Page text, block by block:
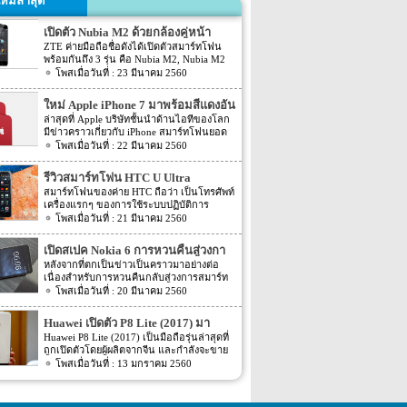
เปิดตัว Nubia M2 ด้วยกล้องคู่หน้า
ZTE ค่ายมือถือชื่อดังได้เปิดตัวสมาร์ทโฟน
พร้อมกันถึง 3 รุ่น คือ Nubia M2, Nubia M2
Lite และ Nubia N2 ซึ่งแต่ละรุ่นก็มีความน่า
นี้เราจะมารีวิวให้ท่านได้รู้จักกับ Nubia M2
ที่มีจุดขายตรงกล้องหน้าที่มาเป็นคู่ นอกจาก
กล้องหน้าที่มาเป็นคู่แล้วยังมีส่วนอื่นๆ ที่น่า
สนใจอีก Nubia M2 ใช้กล้องหน้าแบบคู่ที่มี
ความละเอียดสูงถึง 13MP มีรูรับแสง f 2.2
กล้องหน้าสำหรับการเซลฟี่มีความละเอียด
16MP พร้อมกับรูรับแสง f/2.0 กล้องหน้า
สามารถจับภาพได้กว้างถึง 80 องศา นั้นจะ
ทำให้การถ่ายรูปเซลฟี่ได้กว้างมากยิ่งขึ้น
หน้าจอเป็นแบบ AMOLED มีความละเอียดสูง
ถึง 1080p ขนาด 5.5 นิ้ว ระบบประมวลผล
การทำงานจะเป็นชิปเซ็ต Snapdragon 625
เป็นชิปประมวลผลของ Qualcomm ใช้ RAM
4GB หน่วยความจำมีให้เลือกอยู่ 2 ขนาด คือ
[…]
23 มีนาคม 2560
ใหม่ Apple iPhone 7 มาพร้อมสีแดงอัน
ร้อนแรง
ล่าสุดที่ Apple บริษัทชั้นนำด้านไอทีของโลก
มีข่าวคราวเกี่ยวกับ iPhone สมาร์ทโฟนยอด
ฮิตในประเทศไทยและทั่วโลก และในช่วงที่
อาจจะพลาดโอกาสได้สัมผัสเทคโนโลยีอัน
ทันสมัยในคราวนั้น แต่ก็ถือว่า เป็นความโชค
ดีที่คุณกำลังจะได้สัมผัสกับ iPhone 7 ที่มา
พร้อมการออกแบบสีของบอดี้ด้วยสีแดงอัน
ร้อนแรง เร้าใจแบบสุดๆ ทำให้สาวกของ
Apple กระเป๋าสั่นกันเลยทีเดียว การออกแบบ
iPhone 7 สีแดง ได้แรงบันดาลใจมาจากการ
กุศลของ iGadget ซึ่งปกติแล้ว การปรับแต่ง
Apple จะให้บริษัทข้างนอกช่วยในการปรับ
แต่งให้ แต่บอดี้นี้สีนี้ Apple ลงแรงปรับแต่งเอง
สีแดงอันร้อนแรง Apple จะจับความร้อนแรง
ลงไปใน iPhone 7 และ iPhone 7 Plus ทาง
บริษัท Apple ได้กำหนดวันจำหน่ายในวันศุกร์
ที่ 24 มีนาคม 2560 ที่จะถึงนี้ เวลาในการเปิด
ขายเป็นเวลาช่วงเช้าประมาณ 8.01 น. (เป็น
เวลาในฝั่งประเทศแถบแปซิฟิก) การเปิดตัว
22 มีนาคม 2560
รีวิวสมาร์ทโฟน HTC U Ultra
สมาร์ทโฟนของค่าย HTC ถือว่า เป็นโทรศัพท์
เครื่องแรกๆ ของการใช้ระบบปฏิบัติการ
Android หลายคนน่าจะจำได้ ในช่วงนั้นมี
Bird ที่ฮิตกันทั่วบ้านทั่วเมือง สมาร์ทโฟนหนึ่ง
ในที่สามารถเล่นเกมส์ Angry Bird นี้ได้ ก็คือ
สมาร์ทโฟนจากค่าย HTC หลังจากนั้น HTC
ก็ได้มีการพัฒนาสมาร์ทโฟนขึ้นมาอีก
มากมาย ล่าสุดได้เตรียมปล่อยรุ่นใหม่ อย่าง
HTC U Ultra HTC U Ultra มาพร้อมกับหน้า
จอ Super LCD5 มีขนาด 5.7 นิ้ว หน้าจอเป็น
แบบ Gorilla Glass 5 ซึ่งเป็นหน้าจอใหม่ที่
สามารถป้องกันรอยขีดข่วนได้ ความละเอียด
ของภาพสูงถึง 1,040 X 2,560 พิกเซล
(513ppi) ใช้ชิปประมวลผล Snapdragon 820
ที่มีความเร็วให้เลือกถึง 2 แบบ คือ 2.15GHz
21 มีนาคม 2560
เปิดสเปค Nokia 6 การหวนคืนสู่วงกา
รสมาร์ทโฟน
หลังจากที่ตกเป็นข่าวเป็นคราวมาอย่างต่อ
เนื่องสำหรับการหวนคืนกลับสู่วงการสมาร์ท
โฟน อย่างสมาร์ทโฟนในแบรนด์ Nokia ครั้ง
เอาสมาร์ทโฟนรุ่นนี้ไปทดสอบในห้องปฏิบัติ
การ Nokia 6 เปิดตัวรุ่นแรกภายใต้ชื่อรุ่น TA-
1000 ซึ่งจะมีความน่าสนใจทั้งในเรื่องของ
ซอฟต์แวร์และวัสดุอุปกรณ์ที่นำมาผลิตต่างๆ
Nokia 6 ไม่ได้เป็นสมาร์ทโฟนระดับสูง แต่จะ
เป็นสมาร์ทโฟนราคากลางๆ ที่เตรียมตัวจะมา
ประเทศไทยและในต่างประเทศ ถึงแม้ว่า
20 มีนาคม 2560
Huawei เปิดตัว P8 Lite (2017) มา
พร้อมหน้าจอ 1080p ชิพเซ็ท Kirin
655
Huawei P8 Lite (2017) เป็นมือถือรุ่นล่าสุดที่
ถูกเปิดตัวโดยผู้ผลิตจากจีน และกำลังจะขาย
ในตลาดยุโรปบางประเทศในเร็วๆ นี้ แต่การ
แล้ว แม้กระทั่งตอนนี้ P9 Lite ถูกพัฒนาให้ดี
13 มกราคม 2560